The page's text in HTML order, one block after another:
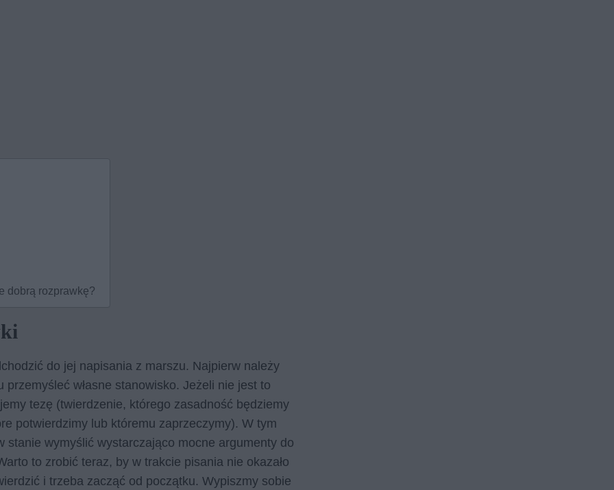
dobrą rozprawkę?
do jej napisania z marszu. Najpierw należy
własne stanowisko. Jeżeli nie jest to
tezę (twierdzenie, którego zasadność będziemy
potwierdzimy lub któremu zaprzeczymy). W tym
wymyślić wystarczająco mocne argumenty do
to zrobić teraz, by w trakcie pisania nie okazało
i trzeba zacząć od początku. Wypiszmy sobie